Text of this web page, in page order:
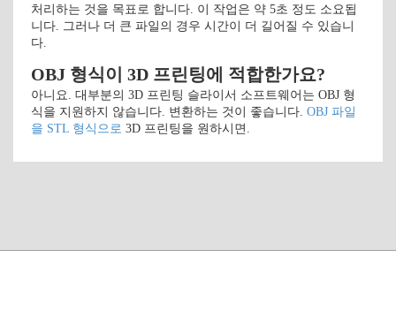
처리하는 것을 목표로 합니다. 이 작업은 약 5초 정도 소요됩
니다. 그러나 더 큰 파일의 경우 시간이 더 길어질 수 있습니
다.
OBJ 형식이 3D 프린팅에 적합한가요?
아니요. 대부분의 3D 프린팅 슬라이서 소프트웨어는 OBJ 형
식을 지원하지 않습니다. 변환하는 것이 좋습니다. OBJ 파일
을 STL 형식으로 3D 프린팅을 원하시면.